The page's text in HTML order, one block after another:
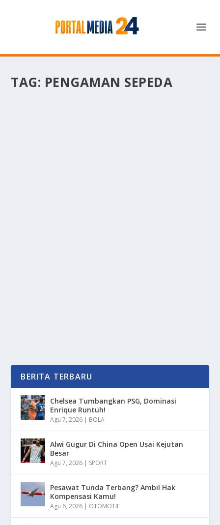
TAG: PENGAMAN SEPEDA
BERITA TERBARU
Chelsea Tumbangkan PSG, Dominasi
Enrique Runtuh!
Agu 7, 2026 | BOLA
Alwi Gugur Di China Open Usai Kejutan
Besar
Agu 7, 2026 | SPORT
Pesawat Tunda Terbang? Ambil Hak
Kompensasi Kamu!
Agu 6, 2026 | OTOMOTIF